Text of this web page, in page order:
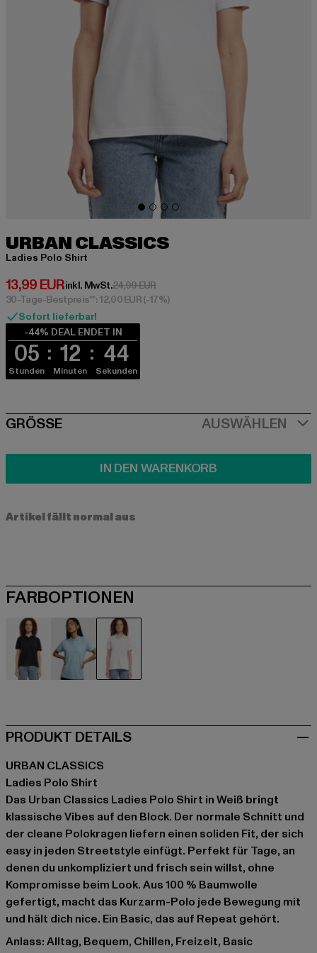
URBAN CLASSICS
Ladies Polo Shirt
13,99 EUR
Derzeitiger Preis: 13,99 EUR
inkl. MwSt.24,99 EURAktionspreis: 24,99 EUR
30-Tage-Bestpreis**: 12,00 EUR(-17%)
Sofort lieferbar!
-44% DEAL ENDET IN
05
Stunden
12
Minuten
44
Sekunden
SIZE
GRÖSSE AUSWÄHLEN
IN DEN WARENKORB
Artikel fällt normal aus
FARBOPTIONEN
PRODUKT DETAILS
URBAN CLASSICS
Ladies Polo Shirt
Das Urban Classics Ladies Polo Shirt in Weiß bringt
klassische Vibes auf den Block. Der normale Schnitt und
der cleane Polokragen liefern einen soliden Fit, der sich
easy in jeden Streetstyle einfügt. Perfekt für Tage, an
denen du unkompliziert und frisch sein willst, ohne
Kompromisse beim Look. Aus 100 % Baumwolle
gefertigt, macht das Kurzarm-Polo jede Bewegung mit
und hält dich nice. Ein Basic, das auf Repeat gehört.
Anlass: Alltag, Bequem, Chillen, Freizeit, Basic